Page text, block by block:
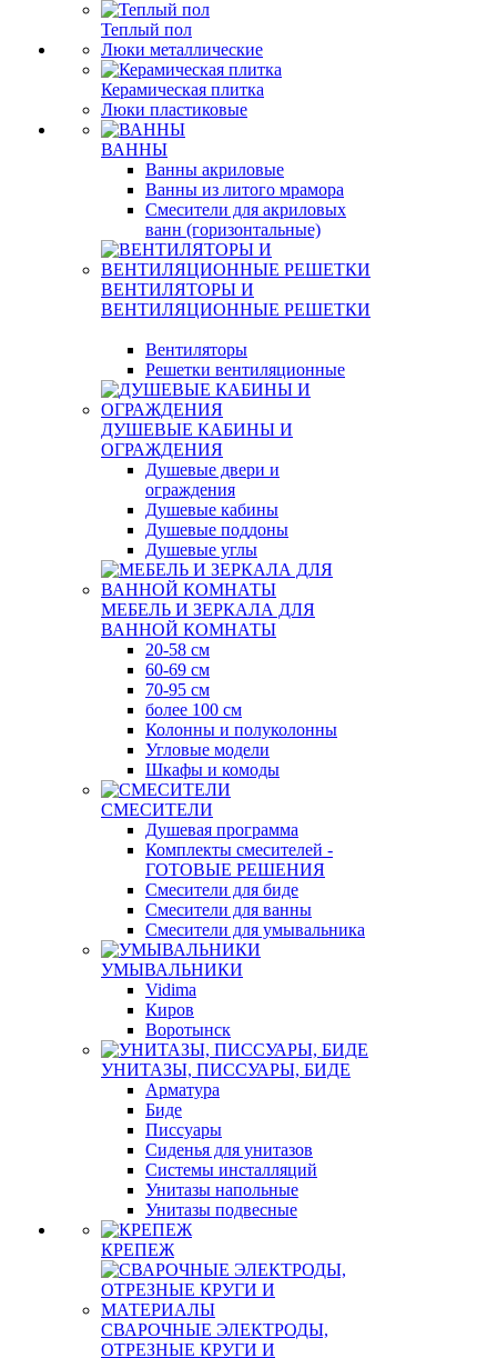
Теплый пол
Люки металлические
Керамическая плитка
Люки пластиковые
ВАННЫ
Ванны акриловые
Ванны из литого мрамора
Смесители для акриловых
ванн (горизонтальные)
ВЕНТИЛЯТОРЫ И
ВЕНТИЛЯЦИОННЫЕ РЕШЕТКИ
Вентиляторы
Решетки вентиляционные
ДУШЕВЫЕ КАБИНЫ И
ОГРАЖДЕНИЯ
Душевые двери и
ограждения
Душевые кабины
Душевые поддоны
Душевые углы
МЕБЕЛЬ И ЗЕРКАЛА ДЛЯ
ВАННОЙ КОМНАТЫ
20-58 см
60-69 см
70-95 см
более 100 см
Колонны и полуколонны
Угловые модели
Шкафы и комоды
СМЕСИТЕЛИ
Душевая программа
Комплекты смесителей -
ГОТОВЫЕ РЕШЕНИЯ
Смесители для биде
Смесители для ванны
Смесители для умывальника
УМЫВАЛЬНИКИ
Vidima
Киров
Воротынск
УНИТАЗЫ, ПИССУАРЫ, БИДЕ
Арматура
Биде
Писсуары
Сиденья для унитазов
Системы инсталляций
Унитазы напольные
Унитазы подвесные
КРЕПЕЖ
СВАРОЧНЫЕ ЭЛЕКТРОДЫ,
ОТРЕЗНЫЕ КРУГИ И